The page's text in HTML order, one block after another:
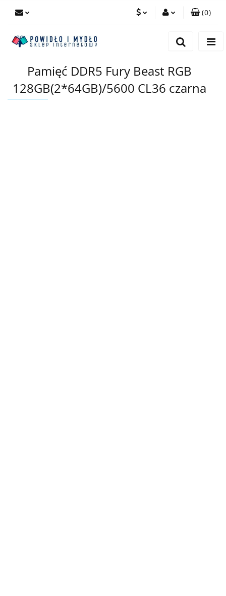
Dodaj zgłoszenie
(0)
Pamięć DDR5 Fury Beast RGB
128GB(2*64GB)/5600 CL36 czarna